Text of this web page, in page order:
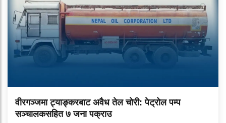
वीरगञ्जमा ट्याङ्करबाट अवैध तेल चोरी: पेट्रोल पम्प
सञ्चालकसहित ७ जना पक्राउ